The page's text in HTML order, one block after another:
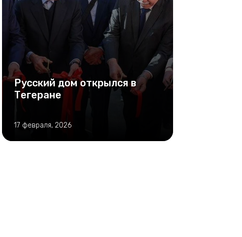
Русский дом открылся в
Тегеране
17 февраля, 2026